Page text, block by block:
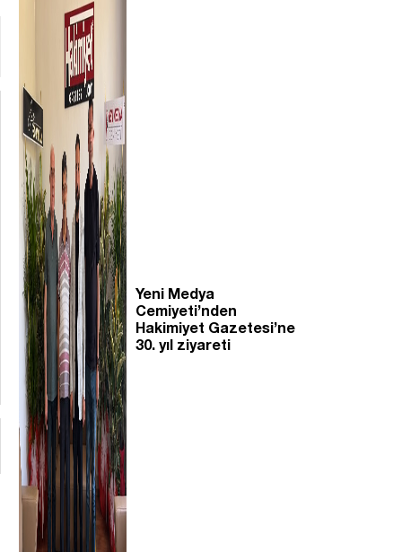
Yeni Medya
Cemiyeti’nden
Hakimiyet Gazetesi’ne
30. yıl ziyareti